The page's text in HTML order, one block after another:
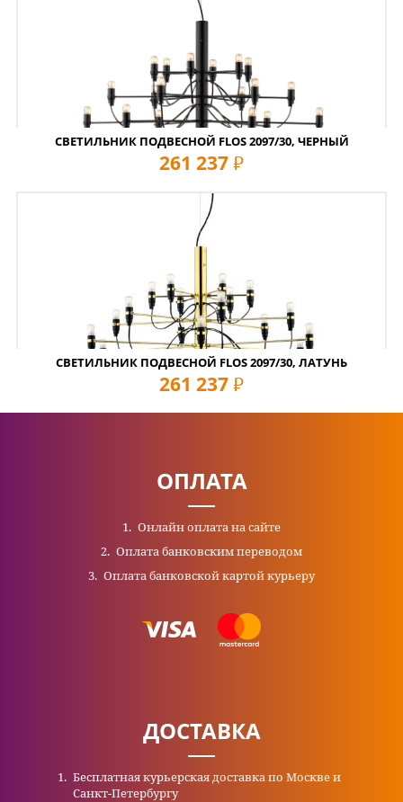
СВЕТИЛЬНИК ПОДВЕСНОЙ FLOS 2097/30, ЧЕРНЫЙ
261 237 руб
СВЕТИЛЬНИК ПОДВЕСНОЙ FLOS 2097/30, ЛАТУНЬ
261 237 руб
ОПЛАТА
Онлайн оплата на сайте
Оплата банковским переводом
Оплата банковской картой курьеру
ДОСТАВКА
Бесплатная курьерская доставка по Москве и
Санкт-Петербургу